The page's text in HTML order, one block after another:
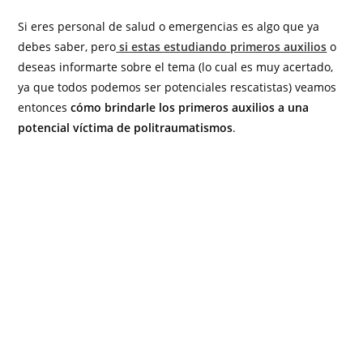
Si eres personal de salud o emergencias es algo que ya
debes saber, pero si estas estudiando primeros auxilios o
deseas informarte sobre el tema (lo cual es muy acertado,
ya que todos podemos ser potenciales rescatistas) veamos
entoncescómo brindarle los primeros auxilios a una
potencial víctima de politraumatismos.